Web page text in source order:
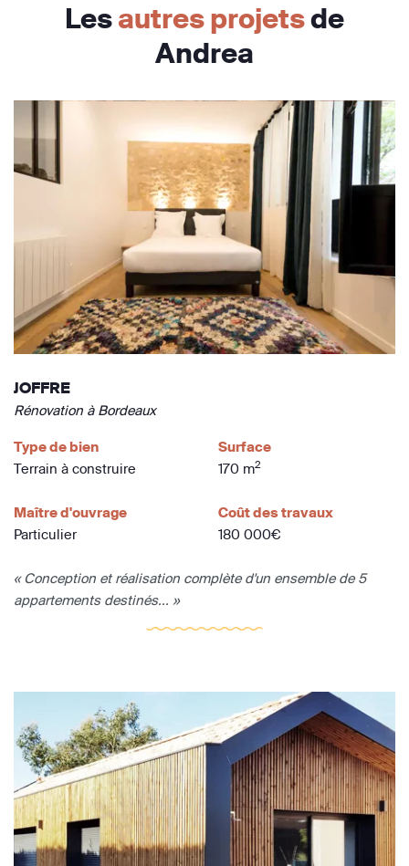
Lesautres projetsde
Andrea
JOFFRE
Rénovation à Bordeaux
Type de bien
Terrain à construire
Surface
170 m2
Maître d'ouvrage
Particulier
Coût des travaux
180 000€
« Conception et réalisation complète d'un ensemble de 5
appartements destinés... »